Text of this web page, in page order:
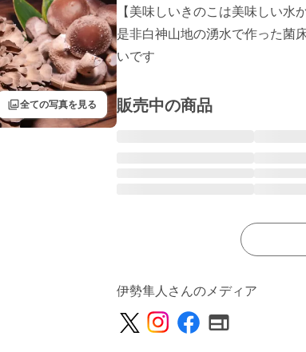
filter全ての写真を見る
【美味しいきのこは美味しい水
是非白神山地の湧水で作った菌
いです
販売中の商品
伊勢隼人さんのメディア